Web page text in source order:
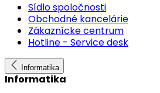
Sídlo spoločnosti
Obchodné kancelárie
Zákaznícke centrum
Hotline - Service desk
Informatika
Informatika